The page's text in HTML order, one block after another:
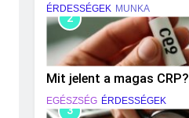
ÉRDESSÉGEK MUNKA
2
Mit jelent a magas CRP?
EGÉSZSÉG ÉRDESSÉGEK
3